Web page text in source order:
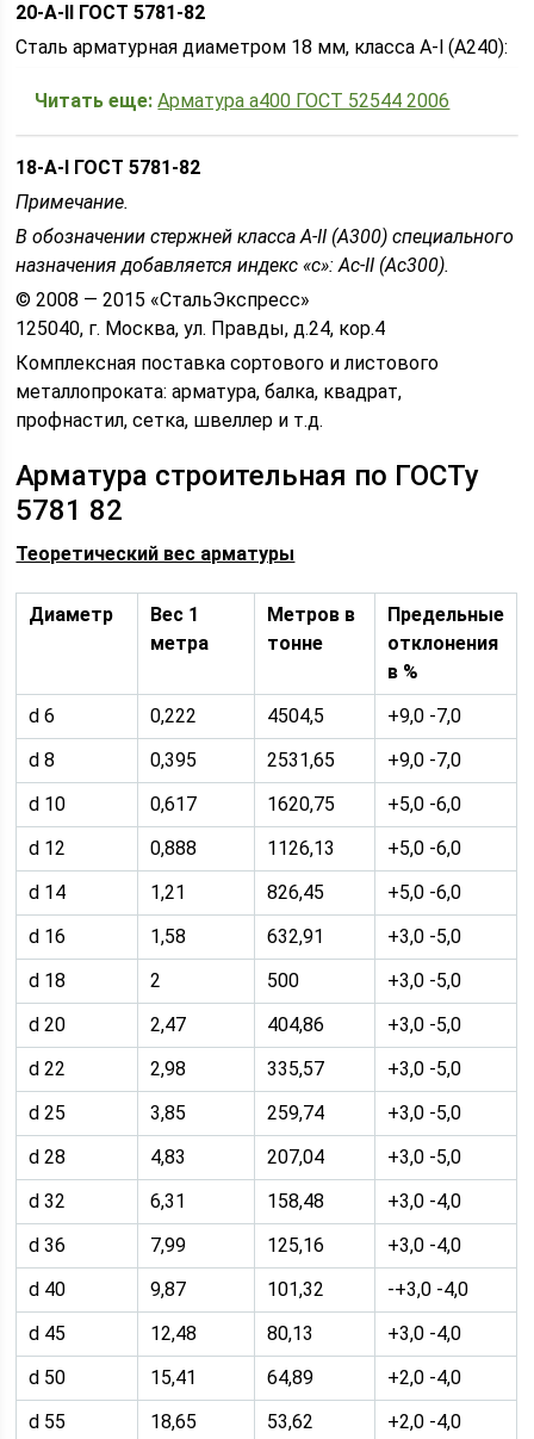
20-A-II ГОСТ 5781-82
Сталь арматурная диаметром 18 мм, класса A-l (А240):
Читать еще: Арматура а400 ГОСТ 52544 2006
18-A-I ГОСТ 5781-82
Примечание.
В обозначении стержней класса А-II (А300) специального
назначения добавляется индекс «с»: Ас-II (Ас300).
© 2008 — 2015 «СтальЭкспресс»
125040, г. Москва, ул. Правды, д.24, кор.4
Комплексная поставка сортового и листового
металлопроката: арматура, балка, квадрат,
профнастил, сетка, швеллер и т.д.
Арматура строительная по ГОСТу
5781 82
Теоретический вес арматуры
Диаметр
Вес 1
метра
Метров в
тонне
Предельные
отклонения
в %
d 6
0,222 4504,5
+9,0 -7,0
d 8
0,395 2531,65
+9,0 -7,0
d 10
0,617 1620,75
+5,0 -6,0
d 12
0,888 1126,13
+5,0 -6,0
d 14
1,21 826,45
+5,0 -6,0
d 16
1,58 632,91
+3,0 -5,0
d 18
2 500
+3,0 -5,0
d 20
2,47 404,86
+3,0 -5,0
d 22
2,98 335,57
+3,0 -5,0
d 25
3,85 259,74
+3,0 -5,0
d 28
4,83 207,04
+3,0 -5,0
d 32
6,31 158,48
+3,0 -4,0
d 36
7,99 125,16
+3,0 -4,0
d 40
9,87 101,32
-+3,0 -4,0
d 45
12,48 80,13
+3,0 -4,0
d 50
15,41 64,89
+2,0 -4,0
d 55
18,65 53,62
+2,0 -4,0